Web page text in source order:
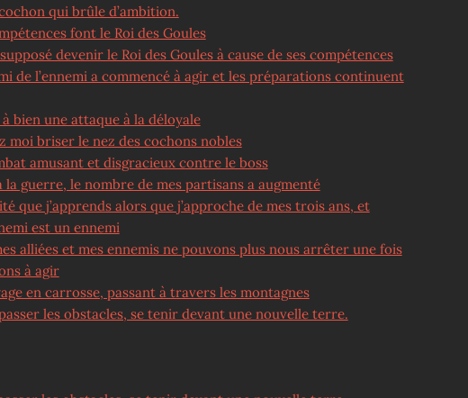
qui brûle d’ambition.
font le Roi des Goules
devenir le Roi des Goules à cause de ses compétences
de l’ennemi a commencé à agir et les préparations continuent
bien une attaque à la déloyale
moi briser le nez des cochons nobles
amusant et disgracieux contre le boss
la guerre, le nombre de mes partisans a augmenté
que j’apprends alors que j’approche de mes trois ans, et
est un ennemi
alliées et mes ennemis ne pouvons plus nous arrêter une fois
à agir
en carrosse, passant à travers les montagnes
les obstacles, se tenir devant une nouvelle terre.